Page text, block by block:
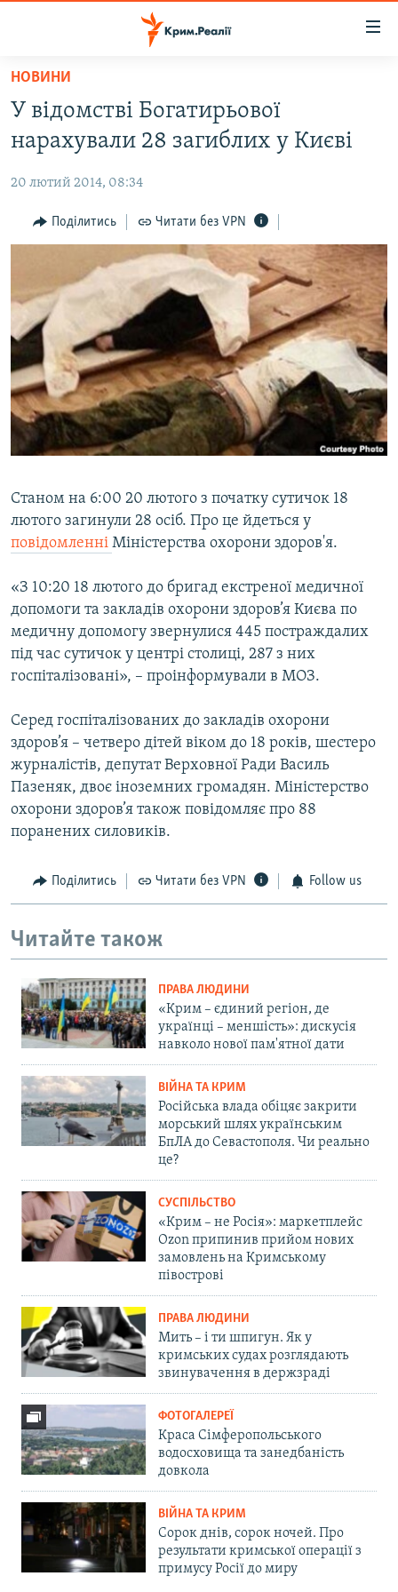
Перейти
основного
матеріалу
Перейти
до
навігації
Перейти
пошуку
ВОДА.КРИМ
ВІДЕО ТА ФОТО
ПОЛІТИКА
БЛОГИ
ІНТЕРВ'Ю
ВСЕ ЗА ДЕНЬ
СПЕЦПРОЕКТИ
ДЕПОРТАЦІЯ
ВІДЕОУРОКИ «ELIFBE»
СВІДЧЕННЯ ОКУПАЦІЇ
ЯК ОБІЙТИ БЛОКУВАННЯ
Русский
Qırımtatar
Усі сайти RFE/RL
НОВИНИ
У відомстві Богатирьової
нарахували 28 загиблих у Києві
20 лютий 2014, 08:34
Поділитись Читати без VPN
Станом на 6:00 20 лютого з початку сутичок 18
лютого загинули 28 осіб. Про це йдеться у
повідомленні Міністерства охорони здоров'я.
«З 10:20 18 лютого до бригад екстреної медичної
допомоги та закладів охорони здоров’я Києва по
медичну допомогу звернулися 445 постраждалих
під час сутичок у центрі столиці, 287 з них
госпіталізовані», – проінформували в МОЗ.
Серед госпіталізованих до закладів охорони
здоров’я – четверо дітей віком до 18 років, шестеро
журналістів, депутат Верховної Ради Василь
Пазеняк, двоє іноземних громадян. Міністерство
охорони здоров’я також повідомляє про 88
поранених силовиків.
Поділитись Читати без VPN Follow us
Читайте також
ПРАВА ЛЮДИНИ
«Крим – єдиний регіон, де
українці – меншість»: дискусія
навколо нової пам'ятної дати
ВІЙНА ТА КРИМ
Російська влада обіцяє закрити
морський шлях українським
БпЛА до Севастополя. Чи реально
це?
СУСПІЛЬСТВО
«Крим – не Росія»: маркетплейс
Ozon припинив прийом нових
замовлень на Кримському
півострові
ПРАВА ЛЮДИНИ
Мить – і ти шпигун. Як у
кримських судах розглядають
звинувачення в держзраді
ФОТОГАЛЕРЕЇ
Краса Сімферопольського
водосховища та занедбаність
довкола
ВІЙНА ТА КРИМ
Сорок днів, сорок ночей. Про
результати кримської операції з
примусу Росії до миру